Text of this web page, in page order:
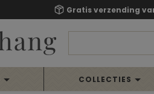
Gratis verzending
COLLECTIES